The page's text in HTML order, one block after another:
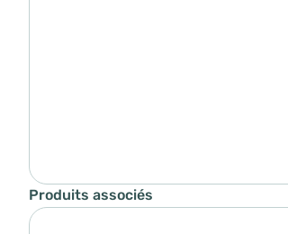
Produits associés